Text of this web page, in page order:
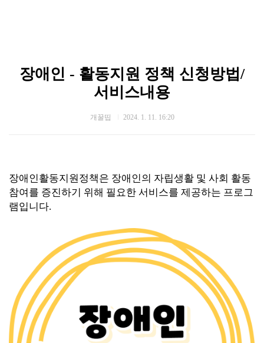
장애인 - 활동지원 정책 신청방법/
서비스내용
개꿀띱 2024. 1. 11. 16:20
장애인활동지원정책은 장애인의 자립생활 및 사회 활동
참여를 증진하기 위해 필요한 서비스를 제공하는 프로그
램입니다.